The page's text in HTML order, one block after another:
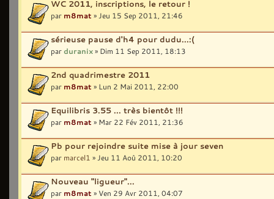
WC 2011, inscriptions, le retour !
par m8mat » Jeu 15 Sep 2011, 21:46
sérieuse pause d'h4 pour dudu...:(
parduranix» Dim 11 Sep 2011, 18:13
2nd quadrimestre 2011
par m8mat » Lun 2 Mai 2011, 22:00
Equilibris 3.55 ... très bientôt !!!
par m8mat » Mar 22 Fév 2011, 21:36
Pb pour rejoindre suite mise à jour seven
par marcel1 » Jeu 11 Aoû 2011, 10:20
Nouveau "ligueur"...
par m8mat » Ven 29 Avr 2011, 04:07